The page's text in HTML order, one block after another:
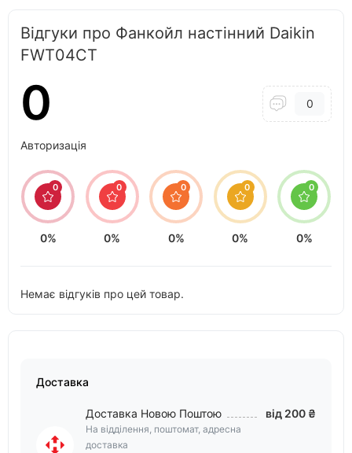
Відгуки про Фанкойл настінний Daikin
FWT04CT
0 0
Авторизація
0
0%
0
0%
0
0%
0
0%
0
0%
Немає відгуків про цей товар.
Доставка
Доставка Новою Поштою
На відділення, поштомат, адресна
доставка
від 200 ₴